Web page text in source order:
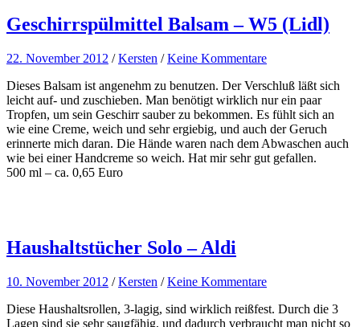
Geschirrspülmittel Balsam – W5 (Lidl)
22. November 2012 /Kersten /Keine Kommentare
Dieses Balsam ist angenehm zu benutzen. Der Verschluß läßt sich
leicht auf- und zuschieben. Man benötigt wirklich nur ein paar
Tropfen, um sein Geschirr sauber zu bekommen. Es fühlt sich an
wie eine Creme, weich und sehr ergiebig, und auch der Geruch
erinnerte mich daran. Die Hände waren nach dem Abwaschen auch
wie bei einer Handcreme so weich. Hat mir sehr gut gefallen.
500 ml – ca. 0,65 Euro
Haushaltstücher Solo – Aldi
10. November 2012 /Kersten /Keine Kommentare
Diese Haushaltsrollen, 3-lagig, sind wirklich reißfest. Durch die 3
Lagen sind sie sehr saugfähig, und dadurch verbraucht man nicht so